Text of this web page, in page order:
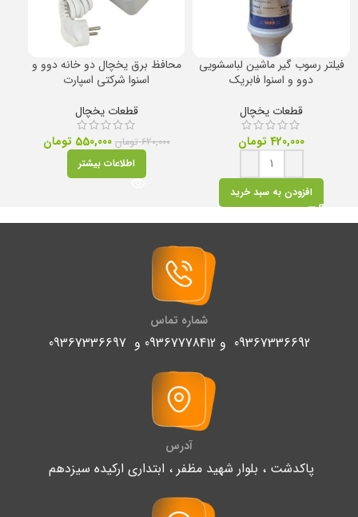
فیلتر رسوب گیر ماشین لباسشویی
دوو و اسنوا فابریک
قطعات یخچال
420,000 تومان
افزودن به سبد خرید
محافظ برق یخچال دو خانه دوو و
اسنوا شرکتی اسپارت
قطعات یخچال
620,000 تومان 550,000 تومان
اطلاعات بیشتر
شماره تماس
09367336692 و 09367778412 و 09367336697
آدرس
پاکدشت ، بلوار شهید مظفر ، ابتداری ارکیده سیزدهم